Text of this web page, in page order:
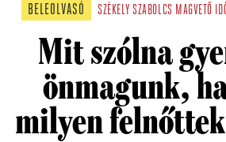
BELEOLVASÓ SZÉKELY SZABOLCS MAGVETŐ
Mit szólna
önmagunk,
milyen